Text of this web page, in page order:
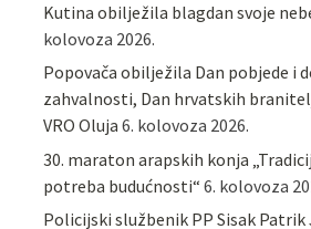
Kutina obilježila blagdan svoje
kolovoza 2026.
Popovača obilježila Dan pobjede i
zahvalnosti, Dan hrvatskih
VRO Oluja 6. kolovoza 2026.
30. maraton arapskih konja
potreba budućnosti“ 6. kolovoza
Policijski službenik PP Sisak Patrik